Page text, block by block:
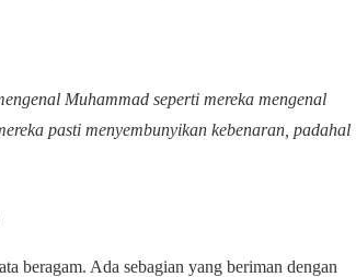
Muhammad seperti mereka mengenal
pasti menyembunyikan kebenaran, padahal
beragam. Ada sebagian yang beriman dengan